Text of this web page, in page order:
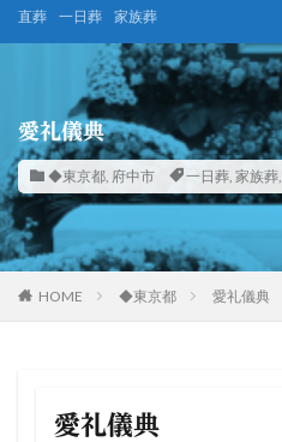
直葬 一日葬 家族葬
愛礼儀典
◆東京都, 府中市 一日葬, 家族葬,
HOME ◆東京都 愛礼儀典
愛礼儀典